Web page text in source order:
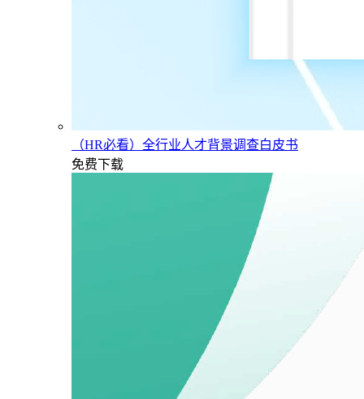
（HR必看）全行业人才背景调查白皮书
免费下载